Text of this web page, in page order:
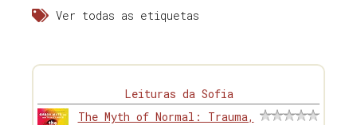
Ver todas as etiquetas
Leituras da Sofia
The Myth of Normal: Trauma,